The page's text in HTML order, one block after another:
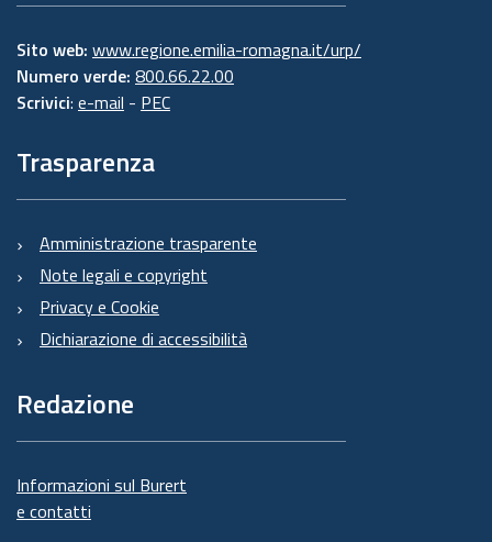
Sito web: www.regione.emilia-romagna.it/urp/
Numero verde: 800.66.22.00
Scrivici: e-mail - PEC
Trasparenza
Amministrazione trasparente
Note legali e copyright
Privacy e Cookie
Dichiarazione di accessibilità
Redazione
Informazioni sul Burert
e contatti